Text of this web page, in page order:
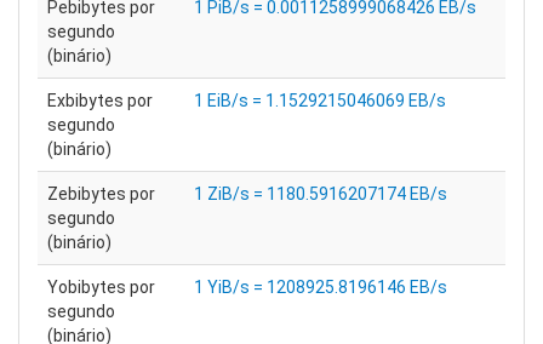
Pebibytes por
segundo
(binário)
1 PiB/s = 0.0011258999068426 EB/s
Exbibytes por
segundo
(binário)
1 EiB/s = 1.1529215046069 EB/s
Zebibytes por
segundo
(binário)
1 ZiB/s = 1180.5916207174 EB/s
Yobibytes por
segundo
(binário)
1 YiB/s = 1208925.8196146 EB/s